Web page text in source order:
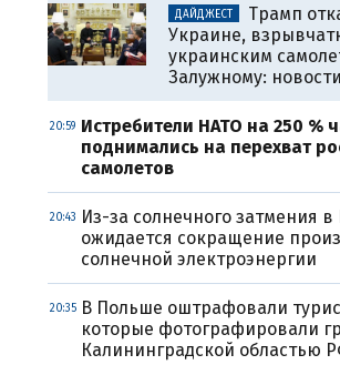
ДАЙДЖЕСТ
Трамп
Украине,
украинским
Залужному:
20:59 Истребители НАТО на 250 %
поднимались на перехват
самолетов
20:43 Из-за солнечного затмения в
ожидается сокращение
солнечной электроэнергии
20:35 В Польше оштрафовали
которые фотографировали
Калининградской областью